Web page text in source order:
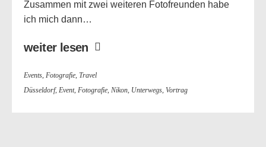
Zusammen mit zwei weiteren Fotofreunden habe
ich mich dann…
weiter lesen
Events, Fotografie, Travel
Düsseldorf, Event, Fotografie, Nikon, Unterwegs, Vortrag